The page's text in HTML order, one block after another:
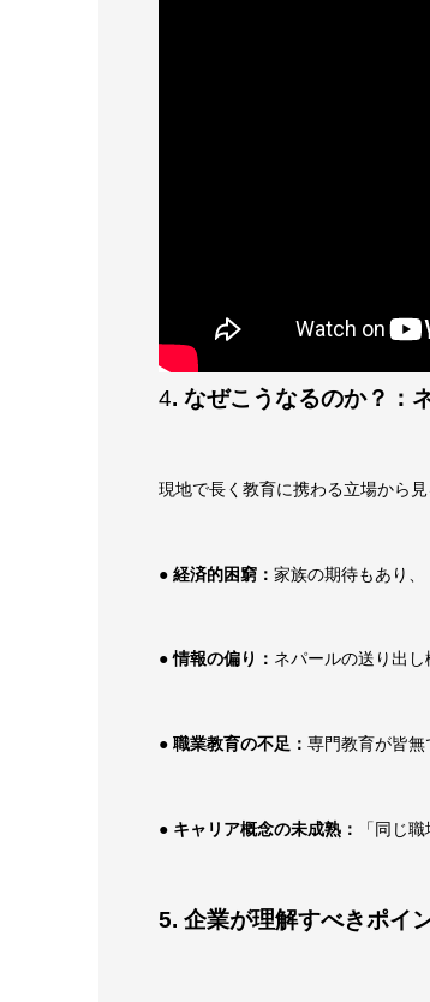
4. なぜこうなるのか？：
現地で長く教育に携わる立場から
● 経済的困窮： 家族の期待もあり、
● 情報の偏り： ネパールの送り出
● 職業教育の不足： 専門教育が皆無
● キャリア概念の未成熟： 「同じ
5. 企業が理解すべきポイ